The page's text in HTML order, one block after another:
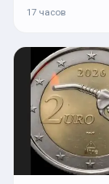
17 часов